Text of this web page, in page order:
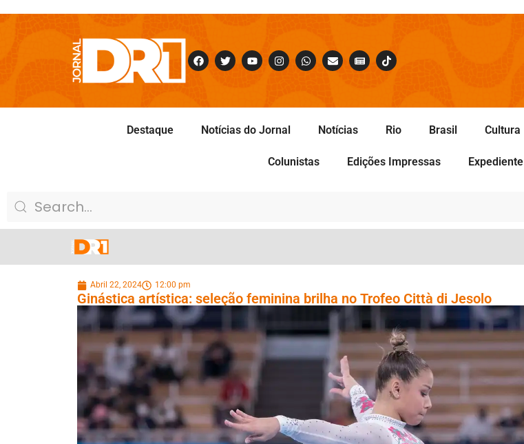
Destaque Notícias do Jornal Notícias Rio Brasil Cultura
Colunistas Edições Impressas Expediente
Abril 22, 2024 12:00 pm
Ginástica artística: seleção feminina brilha no Trofeo Città di Jesolo